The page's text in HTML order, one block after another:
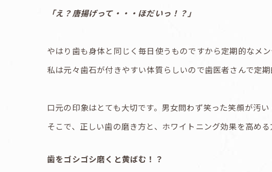
「え？唐揚げって・・・ほだいっ！？」
やはり歯も身体と同じく毎日使うものですから定期的なメン
私は元々歯石が付きやすい体質らしいので歯医者さんで定
口元の印象はとても大切です。男女問わず笑った笑顔が汚
そこで、正しい歯の磨き方と、ホワイトニング効果を高める
歯をゴシゴシ磨くと黄ばむ！？